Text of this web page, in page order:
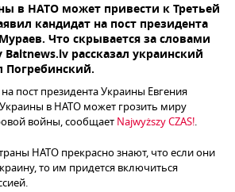
в НАТО может привести к Третьей
кандидат на пост президента
Что скрывается за словами
рассказал украинский
Погребинский.
пост президента Украины Евгения
в НАТО может грозить миру
войны, сообщает Najwyższy CZAS!.
НАТО прекрасно знают, что если они
то им придется включиться